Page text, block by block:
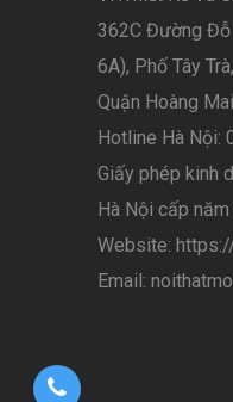
362C Đường
6A), Phố Tây
Quận Hoàng
Hotline Hà Nội:
Giấy phép kinh
Hà Nội cấp
Website:
Email: